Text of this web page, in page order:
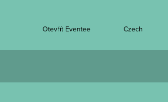
Otevřít Eventee